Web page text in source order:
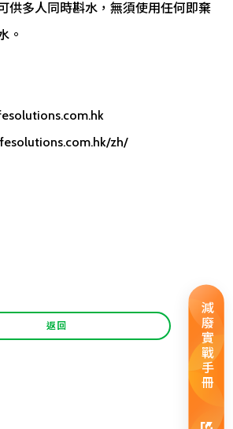
減廢實戰手冊
供多人同時斟水，無須使用任何即棄
。
zh/
返回